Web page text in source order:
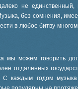
не
без сомнения,
в любое битву
мы можем говорить
отдаленных
С каждым годом